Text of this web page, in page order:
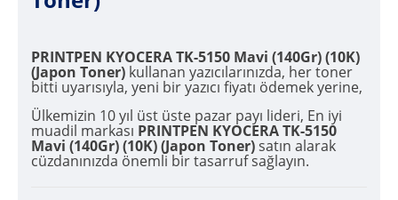
PRINTPEN KYOCERA TK-5150 Mavi (140Gr) (10K)
(Japon Toner) kullanan yazıcılarınızda, her toner
bitti uyarısıyla, yeni bir yazıcı fiyatı ödemek yerine,
Ülkemizin 10 yıl üst üste pazar payı lideri, En iyi
muadil markası PRINTPEN KYOCERA TK-5150
Mavi (140Gr) (10K) (Japon Toner)satın alarak
cüzdanınızda önemli bir tasarruf sağlayın.